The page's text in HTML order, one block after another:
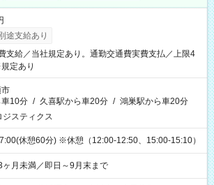
途支給あり
支給／当社規定あり。通勤交通費実費支払／上限4
定あり
10分 / 久喜駅から車20分 / 鴻巣駅から車20分
ジスティクス
休憩60分) ※休憩（12:00-12:50、15:00-15:10）
ヶ月未満／即日～9月末まで